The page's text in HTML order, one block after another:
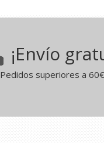
¡Envío
Pedidos superiores a 60€